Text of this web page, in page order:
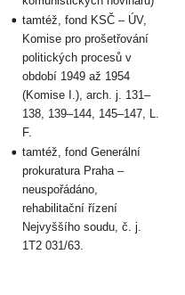
tamtéž, fond KSČ – ÚV,
Komise pro prošetřování
politických procesů v
období 1949 až 1954
(Komise I.), arch. j. 131–
138, 139–144, 145–147, L.
F.
tamtéž, fond Generální
prokuratura Praha –
neuspořádáno,
rehabilitační řízení
Nejvyššího soudu, č. j.
1T2 031/63.